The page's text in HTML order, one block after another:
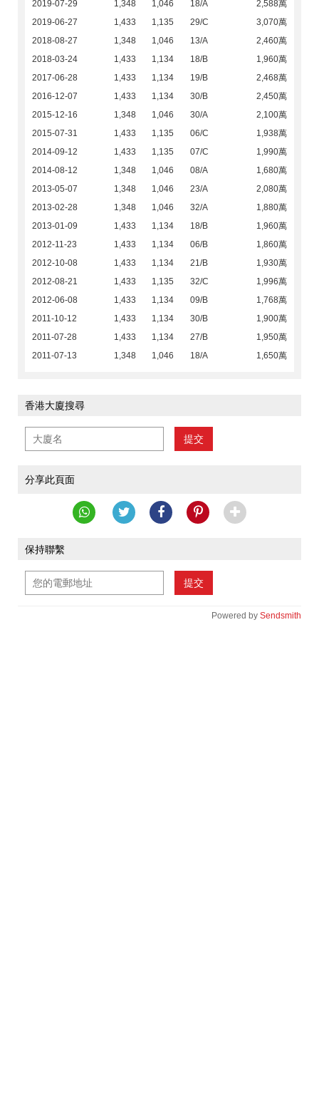
2019-07-29 1,348 1,046 18/A
2,588萬
2019-06-27
1,433 1,135 29/C
3,070萬
2018-08-27
1,348 1,046 13/A
2,460萬
2018-03-24
1,433 1,134 18/B
1,960萬
2017-06-28
1,433 1,134 19/B
2,468萬
2016-12-07
1,433 1,134 30/B
2,450萬
2015-12-16
1,348 1,046 30/A
2,100萬
2015-07-31
1,433 1,135 06/C
1,938萬
2014-09-12
1,433 1,135 07/C
1,990萬
2014-08-12
1,348 1,046 08/A
1,680萬
2013-05-07
1,348 1,046 23/A
2,080萬
2013-02-28
1,348 1,046 32/A
1,880萬
2013-01-09
1,433 1,134 18/B
1,960萬
2012-11-23
1,433 1,134 06/B
1,860萬
2012-10-08
1,433 1,134 21/B
1,930萬
2012-08-21
1,433 1,135 32/C
1,996萬
2012-06-08
1,433 1,134 09/B
1,768萬
2011-10-12
1,433 1,134 30/B
1,900萬
2011-07-28
1,433 1,134 27/B
1,950萬
2011-07-13
1,348 1,046 18/A 1,650萬
香港大廈搜尋
提交
分享此頁面
保持聯繫
提交
Powered by Sendsmith